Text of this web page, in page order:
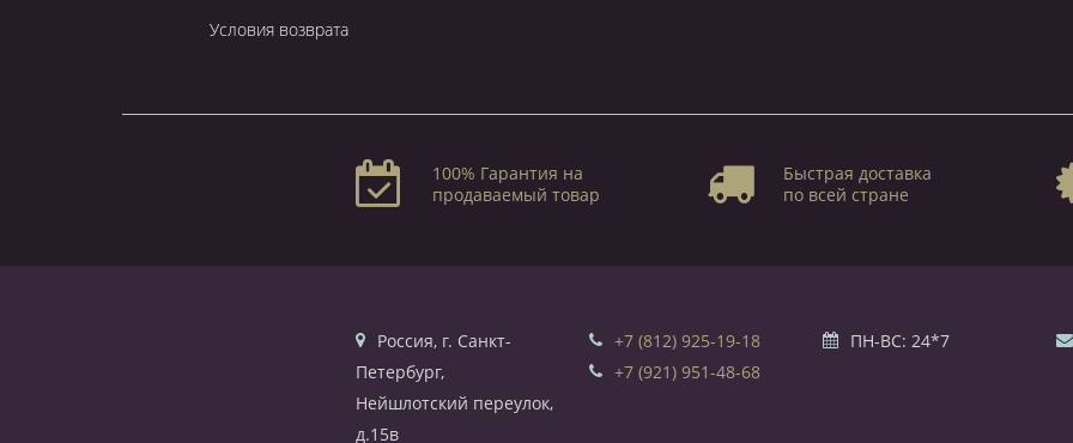
Условия возврата
100% Гарантия на
продаваемый товар
Быстрая доставка
по всей стране
Россия, г. Санкт-
Петербург,
Нейшлотский переулок,
д.15в
+7 (812) 925-19-18
+7 (921) 951-48-68
ПН-ВС: 24*7